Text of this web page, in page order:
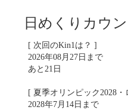
日めくりカウ
[ 次回のKin1は？ ]
2026年08月27日まで
あと21日
[ 夏季オリンピック2028
2028年7月14日まで